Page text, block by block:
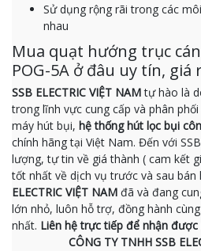
Sử dụng rộng rãi trong các
nhau
Mua quạt hướng trục
POG-5A ở đâu uy tín, giá
SSB ELECTRIC VIỆT NAMtự hào là
trong lĩnh vực cung cấp và phân phối
máy hút bụi, hệ thống hút lọc bụi
chính hãng tại Việt Nam. Đến với
lượng, tự tin về giá thành ( cam kết
tốt nhất về dịch vụ trước và sau bán
ELECTRIC VIỆT NAM đã và đang
lớn nhỏ, luôn hỗ trợ, đồng hành
nhất. Liên hệ trực tiếp để nhận được
CÔNG TY TNHH SSB